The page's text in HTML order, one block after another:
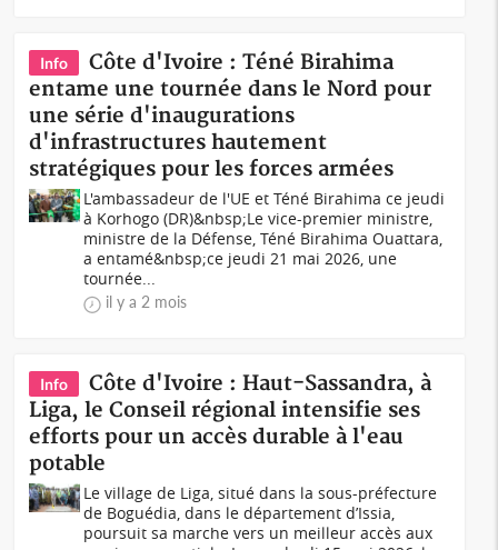
Info
Côte d'Ivoire : Téné Birahima
entame une tournée dans le Nord pour
une série d'inaugurations
d'infrastructures hautement
stratégiques pour les forces armées
L'ambassadeur de l'UE et Téné Birahima ce jeudi
à Korhogo (DR)&nbsp;Le vice-premier ministre,
ministre de la Défense, Téné Birahima Ouattara,
a entamé&nbsp;ce jeudi 21 mai 2026, une
tournée...
il y a 2 mois
Info
Côte d'Ivoire : Haut-Sassandra, à
Liga, le Conseil régional intensifie ses
efforts pour un accès durable à l'eau
potable
Le village de Liga, situé dans la sous-préfecture
de Boguédia, dans le département d’Issia,
poursuit sa marche vers un meilleur accès aux